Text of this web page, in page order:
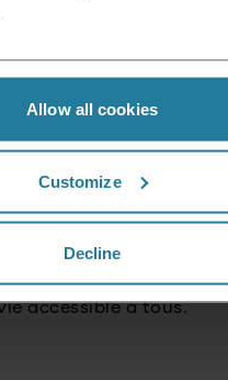
Allow all cookies
Customize
Decline
numérique en verre
que nous
Premium pour tous.
quelques-uns, mais
accessible à tous.